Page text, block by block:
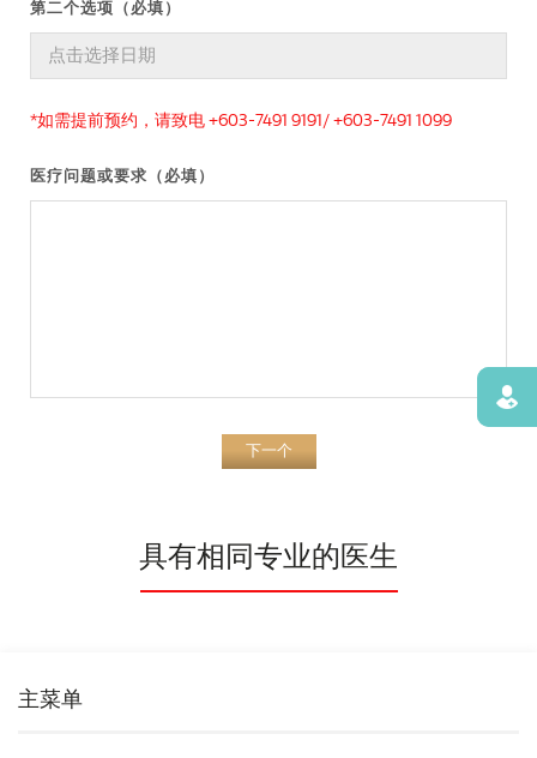
第二个选项（必填）
*如需提前预约，请致电 +603-7491 9191/ +603-7491 1099
医疗问题或要求（必填）
下一个
具有相同专业的医生
主菜单
寻找